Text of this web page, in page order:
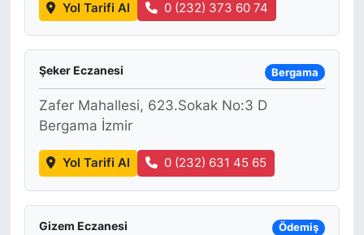
Yol Tarifi Al 0 (232) 373 60 74
Şeker Eczanesi Bergama
Zafer Mahallesi, 623.Sokak No:3 D
Bergama İzmir
Yol Tarifi Al 0 (232) 631 45 65
Gizem Eczanesi Ödemiş